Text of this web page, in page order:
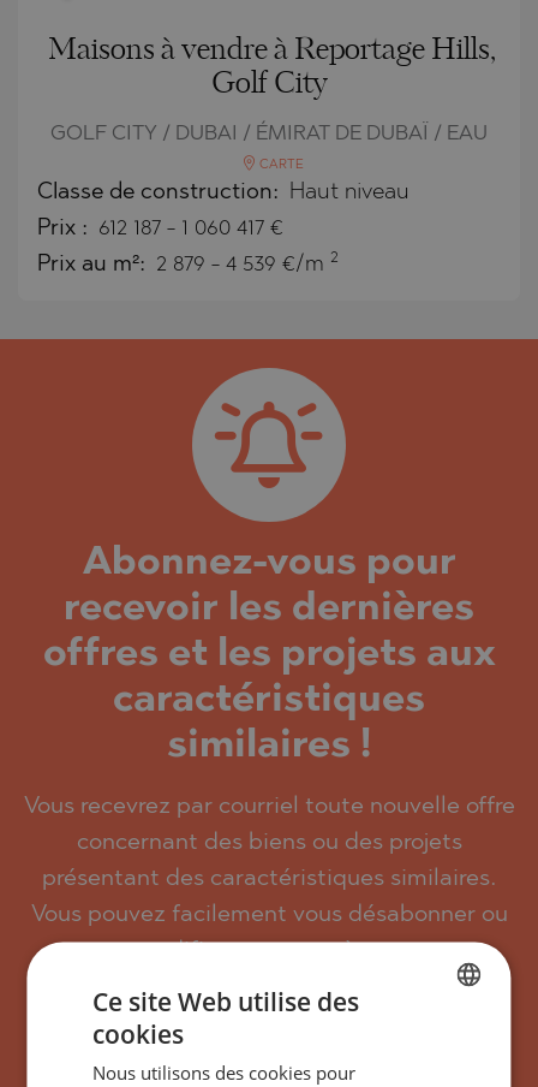
Maisons à vendre à Reportage Hills,
Golf City
GOLF CITY / DUBAI / ÉMIRAT DE DUBAÏ / EAU
CARTE
Classe de construction: Haut niveau
Prix : 612 187 - 1 060 417 €
Prix au m²: 2 879 - 4 539 €/m 2
Abonnez-vous pour
recevoir les dernières
offres et les projets aux
caractéristiques
similaires !
Vous recevrez par courriel toute nouvelle offre
concernant des biens ou des projets
présentant des caractéristiques similaires.
Vous pouvez facilement vous désabonner ou
modifier vos paramètres.
Ce site Web utilise des
cookies
Nous utilisons des cookies pour